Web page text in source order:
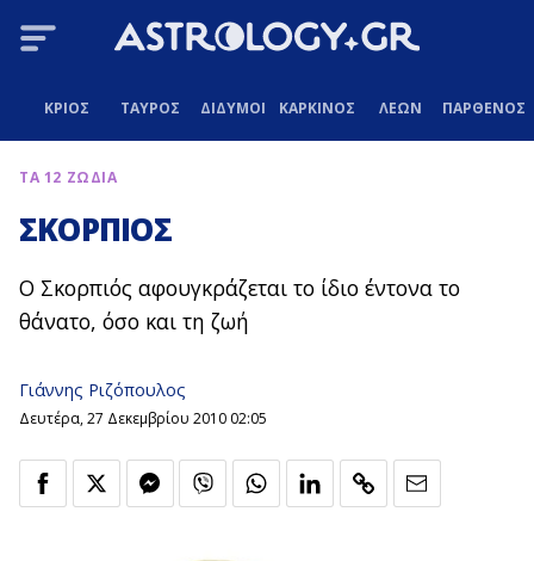
ΚΡΙΟΣ ΤΑΥΡΟΣ ΔΙΔΥΜΟΙ ΚΑΡΚΙΝΟΣ ΛΕΩΝ ΠΑΡΘΕΝΟΣ
ΤΑ 12 ΖΩΔΙΑ
ΣΚΟΡΠΙΟΣ
Ο Σκορπιός αφουγκράζεται το ίδιο έντονα το
θάνατο, όσο και τη ζωή
Γιάννης Ριζόπουλος
Δευτέρα, 27 Δεκεμβρίου 2010 02:05